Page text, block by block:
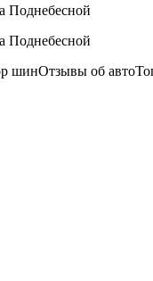
шинОтзывы об